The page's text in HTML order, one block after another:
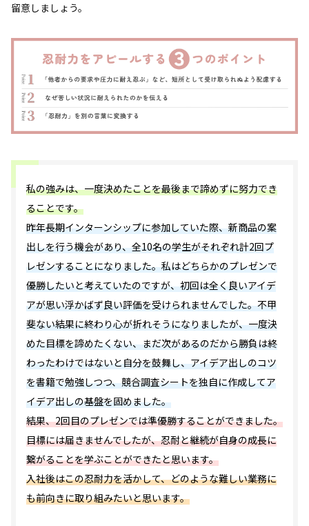
留意しましょう。
私の強みは、一度決めたことを最後まで諦めずに努力でき
ることです。
昨年長期インターンシップに参加していた際、新商品の案
出しを行う機会があり、全10名の学生がそれぞれ計2回プ
レゼンすることになりました。私はどちらかのプレゼンで
優勝したいと考えていたのですが、初回は全く良いアイデ
アが思い浮かばず良い評価を受けられませんでした。不甲
斐ない結果に終わり心が折れそうになりましたが、一度決
めた目標を諦めたくない、まだ次があるのだから勝負は終
わったわけではないと自分を鼓舞し、アイデア出しのコツ
を書籍で勉強しつつ、競合調査シートを独自に作成してア
イデア出しの基盤を固めました。
結果、2回目のプレゼンでは準優勝することができました。
目標には届きませんでしたが、忍耐と継続が自身の成長に
繋がることを学ぶことができたと思います。
入社後はこの忍耐力を活かして、どのような難しい業務に
も前向きに取り組みたいと思います。